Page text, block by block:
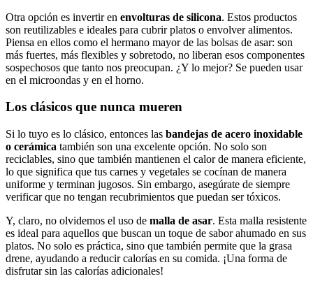
Otra opción es invertir en envolturas ⁣de silicona.⁣ Estos⁣ productos
son reutilizables ​e​ ideales para ‍cubrir⁢ platos o envolver alimentos.
Piensa​ en ellos como el⁤ hermano mayor de⁣ las⁣ bolsas de asar: son
más fuertes, más‌ flexibles⁣ y ⁤sobretodo,⁤ no liberan‍ esos componentes
sospechosos que tanto nos ‍preocupan. ¿Y lo mejor? Se pueden⁢ usar
en​ el‌ microondas y en el horno.
Los⁢ clásicos​ que nunca mueren
Si lo⁢ tuyo es lo ⁣clásico, entonces las bandejas de acero inoxidable
o cerámica ​también son una excelente opción. ‌No‍ solo son
reciclables, sino que también mantienen el calor de ⁢manera eficiente,
lo que significa⁤ que tus ‌carnes y vegetales se cocínan ⁢de manera
uniforme y terminan‌ jugosos.​ Sin‌ embargo, asegúrate de siempre
‌verificar ‌que ​no tengan ⁣recubrimientos ‌que puedan ser tóxicos.
Y, claro, no ⁢olvidemos el uso‍ de malla de‍ asar. Esta malla resistente
es ‌ideal para ⁢aquellos ⁤que ‌buscan un⁢ toque de sabor ahumado en sus
platos. ⁣No solo es ‌práctica, sino que también permite que⁤ la grasa
drene, ayudando ⁣a ⁢reducir calorías ‍en ⁣su comida. ¡Una forma de
disfrutar sin ⁣las calorías‍ adicionales!